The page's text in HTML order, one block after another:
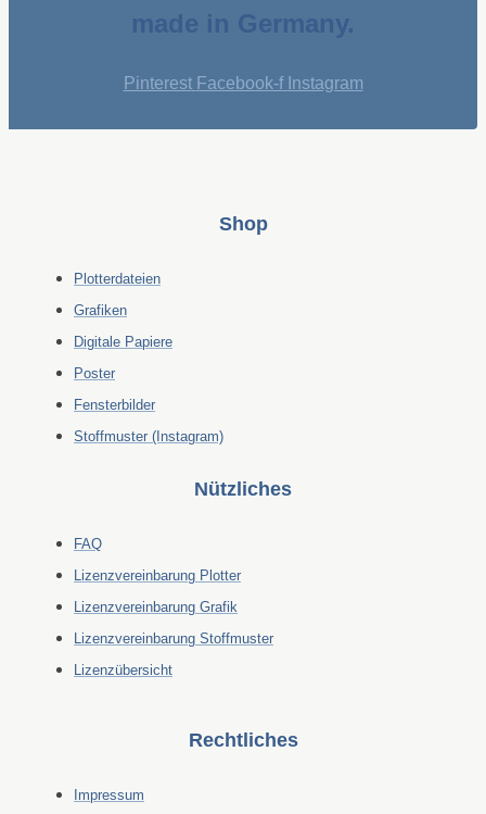
made in Germany.
Pinterest Facebook-f Instagram
Shop
Plotterdateien
Grafiken
Digitale Papiere
Poster
Fensterbilder
Stoffmuster (Instagram)
Nützliches
FAQ
Lizenzvereinbarung Plotter
Lizenzvereinbarung Grafik
Lizenzvereinbarung Stoffmuster
Lizenzübersicht
Rechtliches
Impressum